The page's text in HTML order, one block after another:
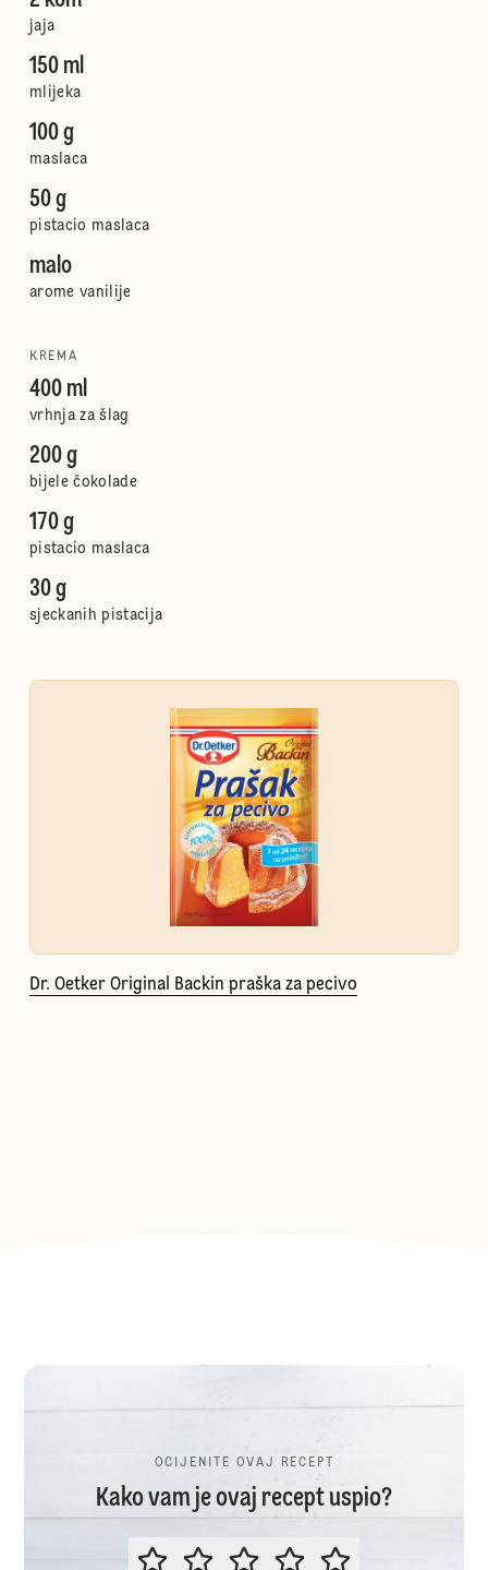
jaja
150 ml
mlijeka
100 g
maslaca
50 g
pistacio maslaca
malo
arome vanilije
KREMA
400 ml
vrhnja za šlag
200 g
bijele čokolade
170 g
pistacio maslaca
30 g
sjeckanih pistacija
Dr. Oetker Original Backin praška za pecivo
OCIJENITE OVAJ RECEPT
Kako vam je ovaj recept uspio?
OCIJENITE OVAJ RECEPT